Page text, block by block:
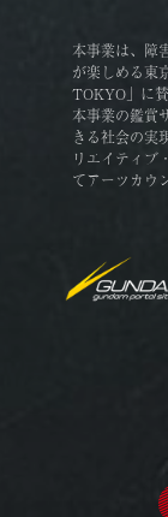
本事業は、障
が楽しめる東
TOKYO」に
本事業の鑑賞
きる社会の実
リエイティブ
てアーツカウ